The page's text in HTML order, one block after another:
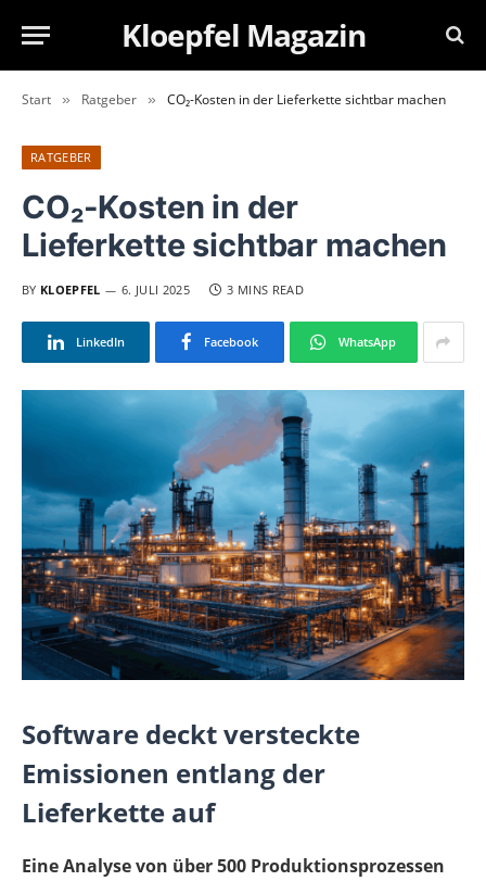
Kloepfel Magazin
Start » Ratgeber » CO₂-Kosten in der Lieferkette sichtbar machen
RATGEBER
CO₂-Kosten in der
Lieferkette sichtbar machen
BY KLOEPFEL 6. JULI 2025 3 MINS READ
LinkedIn Facebook WhatsApp
Software deckt versteckte
Emissionen entlang der
Lieferkette auf
Eine Analyse von über 500 Produktionsprozessen